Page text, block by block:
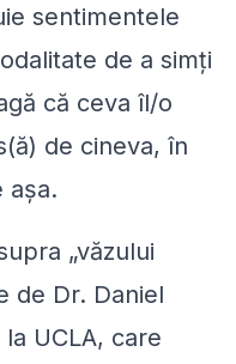
sentimentele
de a simți
că ceva îl/o
de cineva, în
așa.
„văzului
de Dr. Daniel
UCLA, care